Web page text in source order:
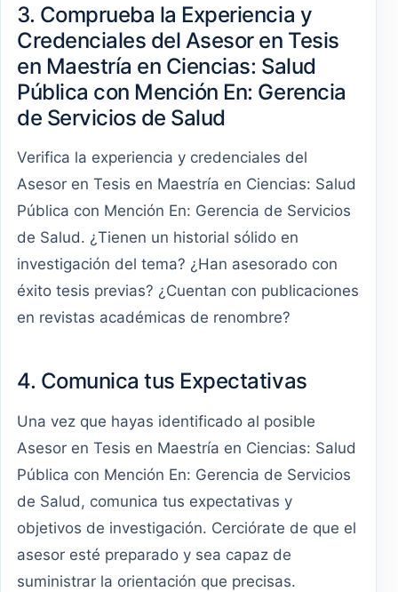
3. Comprueba la Experiencia y
Credenciales del Asesor en Tesis
en Maestría en Ciencias: Salud
Pública con Mención En: Gerencia
de Servicios de Salud
Verifica la experiencia y credenciales del
Asesor en Tesis en Maestría en Ciencias: Salud
Pública con Mención En: Gerencia de Servicios
de Salud. ¿Tienen un historial sólido en
investigación del tema? ¿Han asesorado con
éxito tesis previas? ¿Cuentan con publicaciones
en revistas académicas de renombre?
4. Comunica tus Expectativas
Una vez que hayas identificado al posible
Asesor en Tesis en Maestría en Ciencias: Salud
Pública con Mención En: Gerencia de Servicios
de Salud, comunica tus expectativas y
objetivos de investigación. Cerciórate de que el
asesor esté preparado y sea capaz de
suministrar la orientación que precisas.